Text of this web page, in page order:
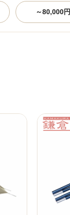
～80,000円